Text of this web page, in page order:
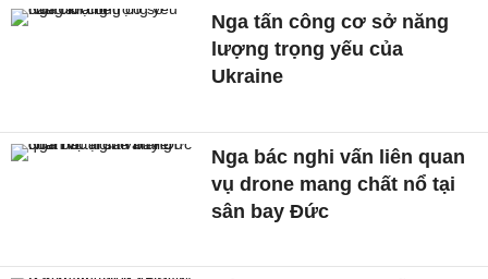
Nga tấn công cơ sở năng
lượng trọng yếu của
Ukraine
Nga bác nghi vấn liên quan
vụ drone mang chất nổ tại
sân bay Đức